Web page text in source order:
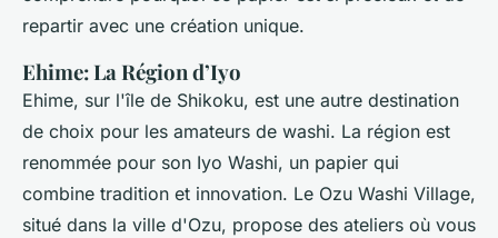
repartir avec une création unique.
Ehime: La Région d’Iyo
Ehime, sur l'île de Shikoku, est une autre destination
de choix pour les amateurs de washi. La région est
renommée pour son Iyo Washi, un papier qui
combine tradition et innovation. Le Ozu Washi Village,
situé dans la ville d'Ozu, propose des ateliers où vous